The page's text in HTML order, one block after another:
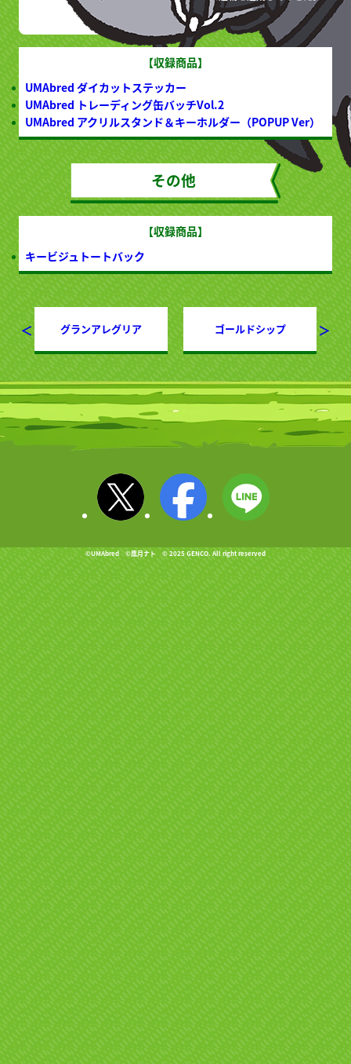
【収録商品】
UMAbred ダイカットステッカー
UMAbred トレーディング缶バッチVol.2
UMAbred アクリルスタンド＆キーホルダー（POPUP Ver）
その他
【収録商品】
キービジュトートバック
＜ グランアレグリア ゴールドシップ ＞
©UMAbred ©鷹月ナト © 2025 GENCO. All right reserved